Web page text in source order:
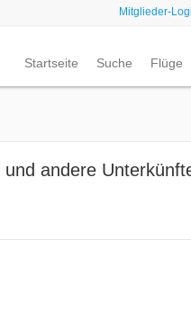
Mitglieder-
Startseite Suche Flüge
andere